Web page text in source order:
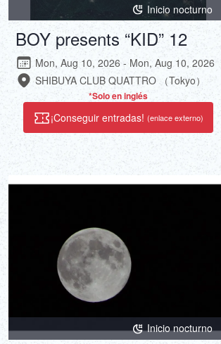
Inicio nocturno
BOY presents “KID” 12
Mon, Aug 10, 2026 - Mon, Aug 10, 2026
SHIBUYA CLUB QUATTRO （Tokyo）
*Solo en inglés
¡Conseguir entradas! (enlace externo)
Inicio nocturno